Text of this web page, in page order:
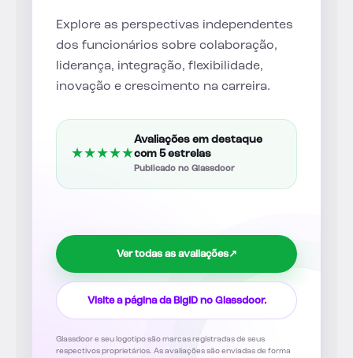
Explore as perspectivas independentes
dos funcionários sobre colaboração,
liderança, integração, flexibilidade,
inovação e crescimento na carreira.
★★★★★
Avaliações em destaque
com 5 estrelas
Publicado no Glassdoor
Ver todas as avaliações↗
Visite a página da BigID no Glassdoor.
Glassdoor e seu logotipo são marcas registradas de seus
respectivos proprietários. As avaliações são enviadas de forma